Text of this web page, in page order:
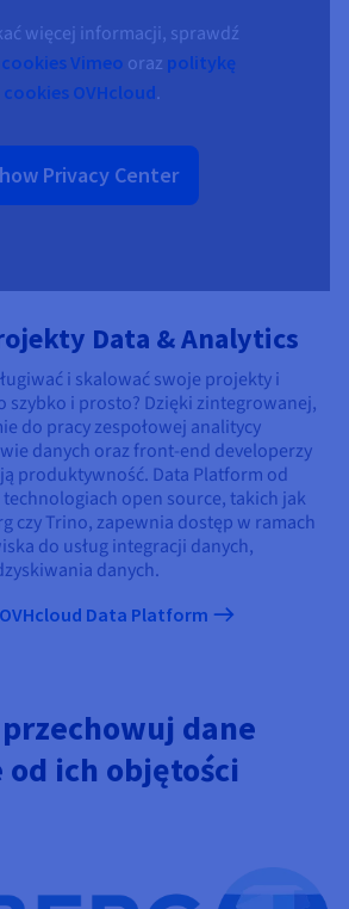
Data & Analytics
i skalować swoje projekty i
szybko i prosto? Dzięki zintegrowanej,
do pracy zespołowej analitycy
danych oraz front-end developerzy
produktywność. Data Platform od
open source, takich jak
czy Trino, zapewnia dostęp w ramach
do usług integracji danych,
danych.
Data Platform
więcej informacji, sprawdź
Vimeo oraz politykę
cookies OVHcloud.
Privacy Center
dane
ich objętości